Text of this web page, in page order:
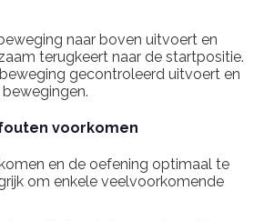
naar boven uitvoert en
terugkeert naar de startpositie.
gecontroleerd uitvoert en
voorkomen
en de oefening optimaal te
om enkele veelvoorkomende